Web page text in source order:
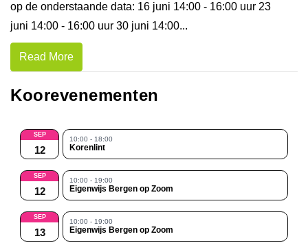
op de onderstaande data: 16 juni 14:00 - 16:00 uur 23
juni 14:00 - 16:00 uur 30 juni 14:00...
Read More
Koorevenementen
SEP
12
10:00 - 18:00
Korenlint
SEP
12
10:00 - 19:00
Eigenwijs Bergen op Zoom
SEP
13
10:00 - 19:00
Eigenwijs Bergen op Zoom